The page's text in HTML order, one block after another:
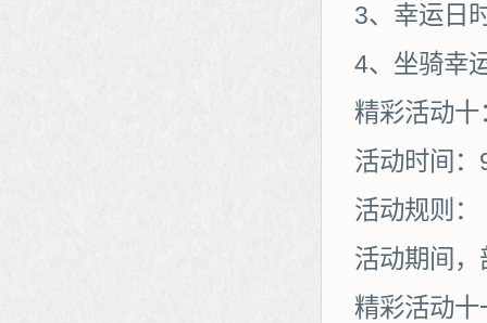
3、幸运日
4、坐骑幸
精彩活动
活动时间
活动规则：
活动期间
精彩活动